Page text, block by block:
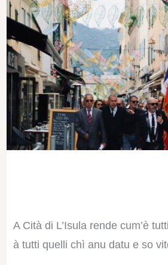
A Cità di L’Isula rende cum’è
à tutti quelli chì anu datu e so